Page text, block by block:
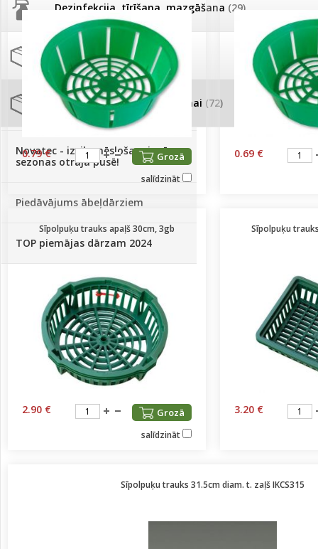
Dezinfekcija, tīrīšana, mazgāšana (29)
Dažādi(75)
Palīglīdzekļi augu audzēšanai (72)
Ievešanas atļaujas 2025
Visas datu drošības lapas (DDL)
vienuviet
Klientu Diena
Novatec - izcils mēslošanai arī
sezonas otrajā pusē!
Piedāvājums ābeļdārziem
TOP piemājas dārzam 2024
0.79 € Grozā
salīdzināt
0.69 €
Sīpolpuķu trauks apaļš 30cm, 3gb
2.90 € Grozā
salīdzināt
Sīpolpuķu
3.20 €
Sīpolpuķu trauks 31.5cm diam. t. zaļš IKCS315